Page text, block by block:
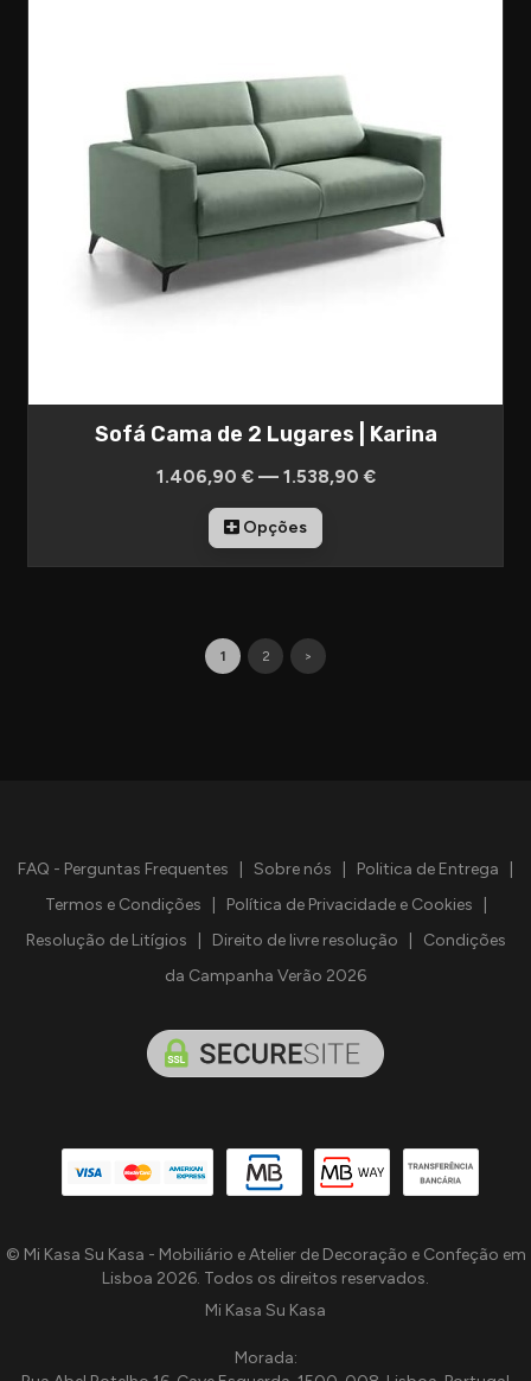
Sofá Cama de 2 Lugares | Karina
1.406,90 € — 1.538,90 €
Opções
1 2 >
FAQ - Perguntas Frequentes Sobre nós Politica de Entrega
Termos e Condições
Política de Privacidade e Cookies
Resolução de Litígios
Direito de livre resolução
Condições
da Campanha Verão 2026
© Mi Kasa Su Kasa - Mobiliário e Atelier de Decoração e Confeção em
Lisboa 2026. Todos os direitos reservados.
Mi Kasa Su Kasa
Morada: